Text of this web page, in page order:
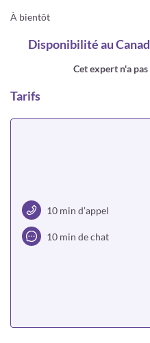
À bientôt
Disponibilitéau
Cet expert n'a
Tarifs
10 min d’appel
10 min de chat